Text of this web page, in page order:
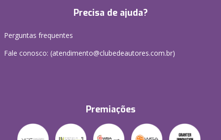
Precisa de ajuda?
Perguntas frequentes
Fale conosco: (atendimento@clubedeautores.com.br)
Premiações